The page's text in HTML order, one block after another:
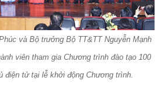
VÀ CÔNG NGHỆ
và Bộ trưởng Bộ TT&TT Nguyễn Mạnh
viên tham gia Chương trình đào tạo 100
điện tử tại lễ khởi động Chương trình.